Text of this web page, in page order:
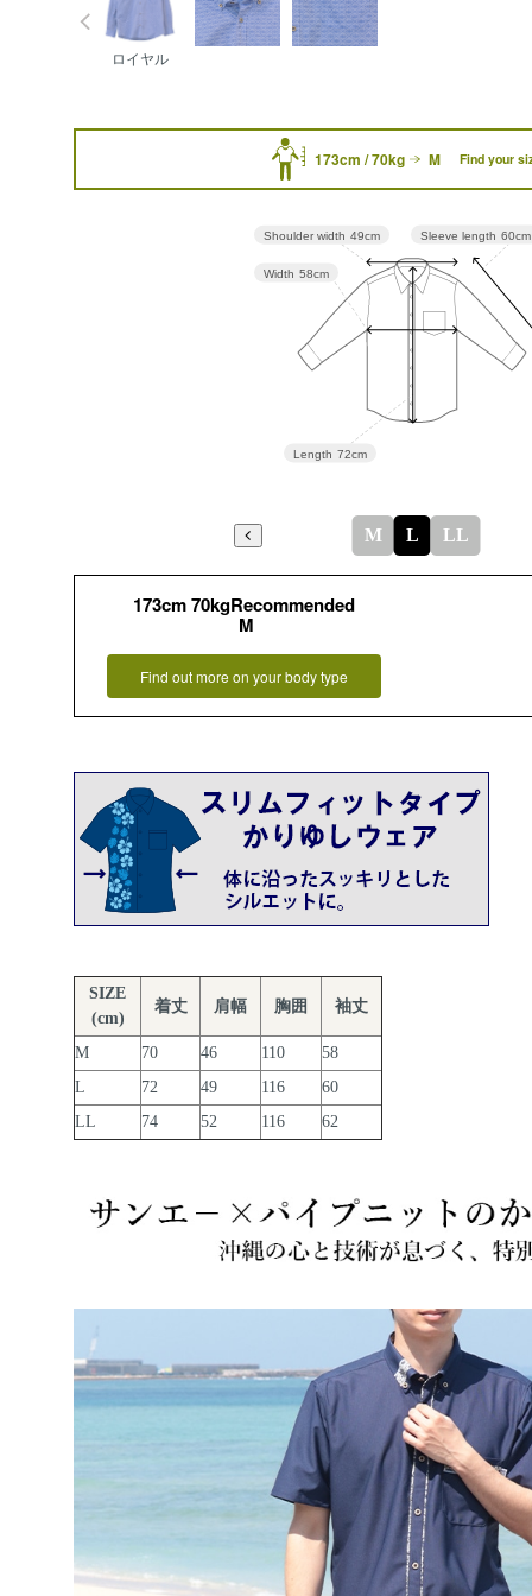
ロイヤル
173cm / 70kg M Find your
Sleeve length 60cm
Length 72cm
Width 58cm
Shoulder width 49cm
M L LL
173cm 70kgRecommended
M
Find out more on your body type
SIZE
(cm)
着丈 肩幅 胸囲 袖丈
M 70 46 110
58
L
72 49 116
60
LL
74 52 116 62